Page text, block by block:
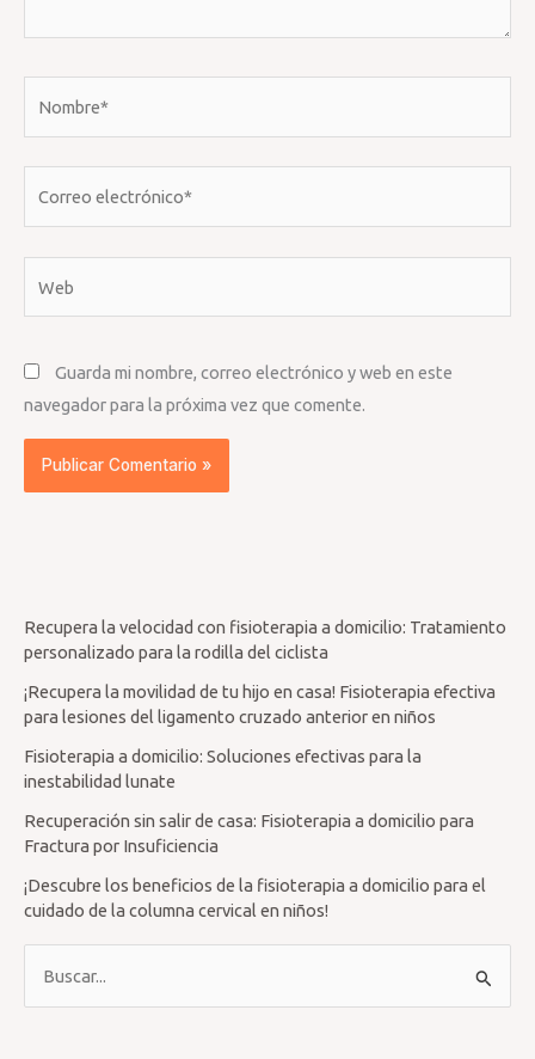
Guarda mi nombre, correo electrónico y web en este
navegador para la próxima vez que comente.
Recupera la velocidad con fisioterapia a domicilio: Tratamiento
personalizado para la rodilla del ciclista
¡Recupera la movilidad de tu hijo en casa! Fisioterapia efectiva
para lesiones del ligamento cruzado anterior en niños
Fisioterapia a domicilio: Soluciones efectivas para la
inestabilidad lunate
Recuperación sin salir de casa: Fisioterapia a domicilio para
Fractura por Insuficiencia
¡Descubre los beneficios de la fisioterapia a domicilio para el
cuidado de la columna cervical en niños!